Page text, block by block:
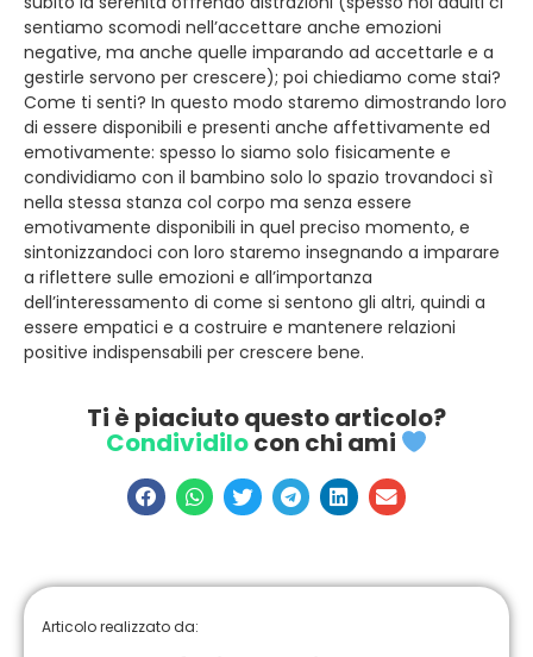
sentiamo scomodi nell’accettare anche emozioni
negative, ma anche quelle imparando ad accettarle e a
gestirle servono per crescere); poi chiediamo come stai?
Come ti senti? In questo modo staremo dimostrando loro
di essere disponibili e presenti anche affettivamente ed
emotivamente: spesso lo siamo solo fisicamente e
condividiamo con il bambino solo lo spazio trovandoci sì
nella stessa stanza col corpo ma senza essere
emotivamente disponibili in quel preciso momento, e
sintonizzandoci con loro staremo insegnando a imparare
a riflettere sulle emozioni e all’importanza
dell’interessamento di come si sentono gli altri, quindi a
essere empatici e a costruire e mantenere relazioni
positive indispensabili per crescere bene.
Ti è piaciuto questo articolo?
Condividilocon chi ami
Articolo realizzato da: